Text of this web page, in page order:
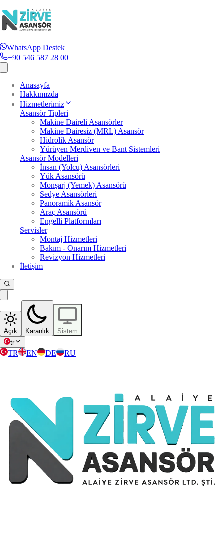
WhatsApp Destek
+90 546 587 28 00
Anasayfa
Hakkımızda
Hizmetlerimiz
Asansör Tipleri
Makine Daireli Asansörler
Makine Dairesiz (MRL) Asansör
Hidrolik Asansör
Yürüyen Merdiven ve Bant Sistemleri
Asansör Modelleri
İnsan (Yolcu) Asansörleri
Yük Asansörü
Monşarj (Yemek) Asansörü
Sedye Asansörleri
Panoramik Asansör
Araç Asansörü
Engelli Platformları
Servisler
Montaj Hizmetleri
Bakım - Onarım Hizmetleri
Revizyon Hizmetleri
İletişim
Açık Karanlık
Sistem
tr
TR EN DE RU